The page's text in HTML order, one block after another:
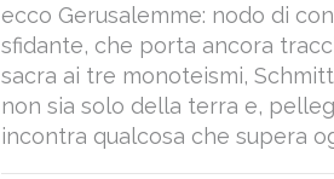
ecco Gerusalemme: nodo di
sfidante, che porta ancora
sacra ai tre monoteismi,
non sia solo della terra e,
incontra qualcosa che supera